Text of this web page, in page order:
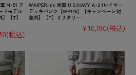
M-51 フ
ドモデル
】【T】
(税込)
WAIPER.inc 米軍 U.S.NAVY A-2 1レイヤー
デッキパンツ【WP126】【キャンペーン対
象外】【T】ミリタリー
¥10,780(税込)